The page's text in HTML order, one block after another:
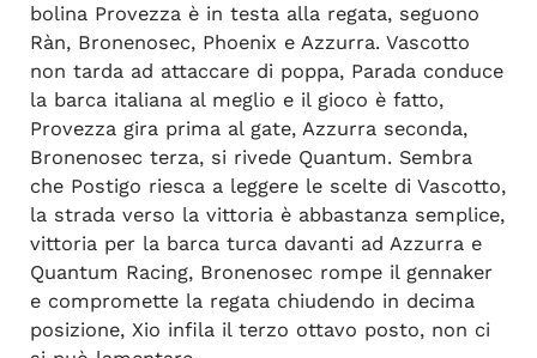
bolina Provezza è in testa alla regata, seguono
Ràn, Bronenosec, Phoenix e Azzurra. Vascotto
non tarda ad attaccare di poppa, Parada conduce
la barca italiana al meglio e il gioco è fatto,
Provezza gira prima al gate, Azzurra seconda,
Bronenosec terza, si rivede Quantum. Sembra
che Postigo riesca a leggere le scelte di Vascotto,
la strada verso la vittoria è abbastanza semplice,
vittoria per la barca turca davanti ad Azzurra e
Quantum Racing, Bronenosec rompe il gennaker
e compromette la regata chiudendo in decima
posizione, Xio infila il terzo ottavo posto, non ci